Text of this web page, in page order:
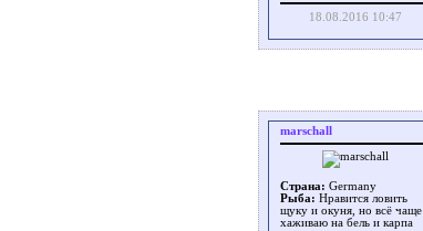
18.08.2016 10:47
marschall
Страна: Germany
Рыба: Нравится ловить
щуку и окуня, но всё чаще
хаживаю на бель и карпа